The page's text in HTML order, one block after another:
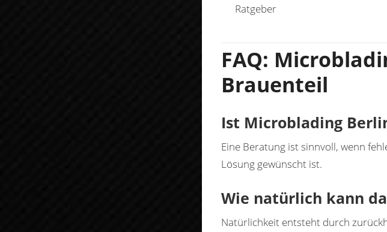
Ratgeber
FAQ:
Brauenteil
Ist Microblading
Eine Beratung ist sinnvoll, wenn
Lösung gewünscht ist.
Wie natürlich kann
Natürlichkeit entsteht durch